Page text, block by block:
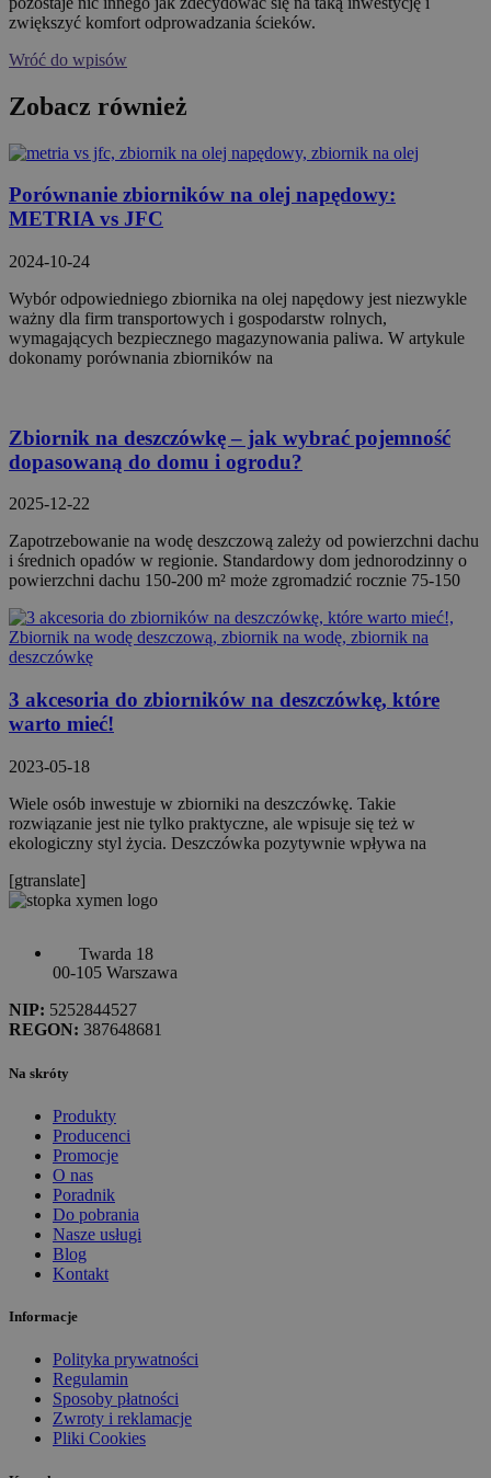
zwiększyć komfort odprowadzania ścieków.
Wróć do wpisów
Zobacz również
Porównanie zbiorników na olej napędowy:
METRIA vs JFC
2024-10-24
Wybór odpowiedniego zbiornika na olej napędowy jest niezwykle
ważny dla firm transportowych i gospodarstw rolnych,
wymagających bezpiecznego magazynowania paliwa. W artykule
dokonamy porównania zbiorników na
Zbiornik na deszczówkę – jak wybrać pojemność
dopasowaną do domu i ogrodu?
2025-12-22
Zapotrzebowanie na wodę deszczową zależy od powierzchni dachu
i średnich opadów w regionie. Standardowy dom jednorodzinny o
powierzchni dachu 150-200 m² może zgromadzić rocznie 75-150
3 akcesoria do zbiorników na deszczówkę, które
warto mieć!
2023-05-18
Wiele osób inwestuje w zbiorniki na deszczówkę. Takie
rozwiązanie jest nie tylko praktyczne, ale wpisuje się też w
ekologiczny styl życia. Deszczówka pozytywnie wpływa na
[gtranslate]
Twarda 18
00-105 Warszawa
NIP: 5252844527
REGON: 387648681
Na skróty
Produkty
Producenci
Promocje
O nas
Poradnik
Do pobrania
Nasze usługi
Blog
Kontakt
Informacje
Polityka prywatności
Regulamin
Sposoby płatności
Zwroty i reklamacje
Pliki Cookies